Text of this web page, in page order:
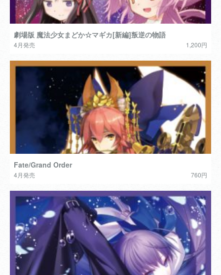
劇場版 魔法少女まどか☆マギカ[新編]叛逆の物語
4月発売 1,200円
Fate/Grand Order
4月発売 760円